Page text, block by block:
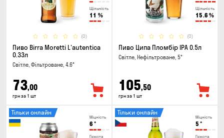
Щільність
11 %
(0)
Пиво Birra Moretti L'autentica
0.33л
Світле, Фільтроване, 4.6°
73,00
грн за 1 шт
Щільність
15.6 %
(0)
Пиво Ципа Пломбір IPA 0.5л
Світле, Нефільтроване, 5°
105,50
грн за 1 шт
Міцність
6 °
Гіркота
Тільки онлайн
Міцність
5 °
Гіркота
Тільки онлайн